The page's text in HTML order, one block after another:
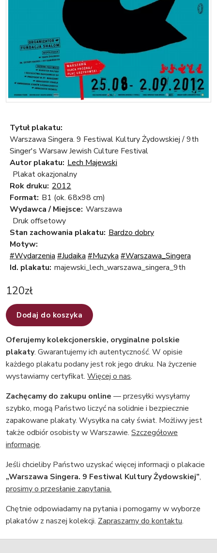
Tytuł plakatu:
Warszawa Singera. 9 Festiwal Kultury Żydowskiej / 9th
Singer's Warsaw Jewish Culture Festival
Autor plakatu: Lech Majewski
Plakat okazjonalny
Rok druku: 2012
Format: B1 (ok. 68x98 cm)
Wydawca / Miejsce: Warszawa
Druk offsetowy
Stan zachowania plakatu: Bardzo dobry
Motyw:
#Wydarzenia #Judaika #Muzyka #Warszawa_Singera
Id. plakatu: majewski_lech_warszawa_singera_9th
120zł
Dodaj do koszyka
Oferujemy kolekcjonerskie, oryginalne polskie
plakaty. Gwarantujemy ich autentyczność. W opisie
każdego plakatu podany jest rok jego druku. Na życzenie
wystawiamy certyfikat. Więcej o nas.
Zachęcamy do zakupu online — przesyłki wysyłamy
szybko, mogą Państwo liczyć na solidnie i bezpiecznie
zapakowane plakaty. Wysyłka na cały świat. Możliwy jest
także odbiór osobisty w Warszawie. Szczegółowe
informacje.
Jeśli chcieliby Państwo uzyskać więcej informacji o plakacie
„Warszawa Singera. 9 Festiwal Kultury Żydowskiej”,
prosimy o przesłanie zapytania.
Chętnie odpowiadamy na pytania i pomogamy w wyborze
plakatów z naszej kolekcji. Zapraszamy do kontaktu.